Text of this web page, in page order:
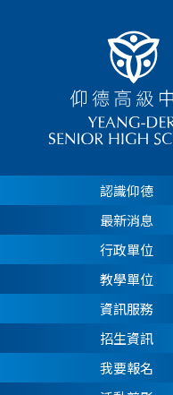
認識仰德
最新消息
行政單位
教學單位
資訊服務
招生資訊
我要報名